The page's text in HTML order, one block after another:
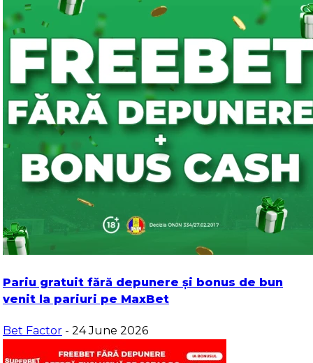
Pariu gratuit fără depunere și bonus de bun
venit la pariuri pe MaxBet
Bet Factor - 24 June 2026